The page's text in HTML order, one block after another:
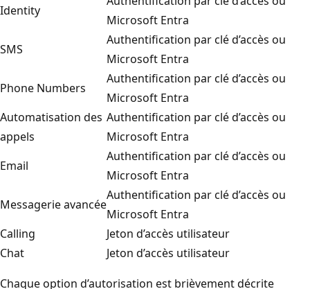
Identity
Microsoft Entra
SMS
Authentification par clé d’accès ou
Microsoft Entra
Phone Numbers
Authentification par clé d’accès ou
Microsoft Entra
Automatisation des
appels
Authentification par clé d’accès ou
Microsoft Entra
Email
Authentification par clé d’accès ou
Microsoft Entra
Messagerie avancée
Authentification par clé d’accès ou
Microsoft Entra
Calling
Jeton d’accès utilisateur
Chat
Jeton d’accès utilisateur
Chaque option d’autorisation est brièvement décrite